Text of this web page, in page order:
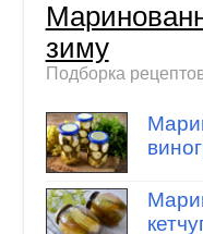
зиму
Подборка